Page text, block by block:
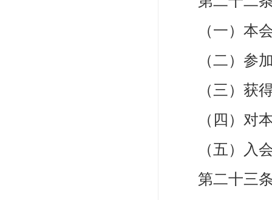
（一）本会
（二）参加
（三）获得
（四）对本
（五）入会
第二十三